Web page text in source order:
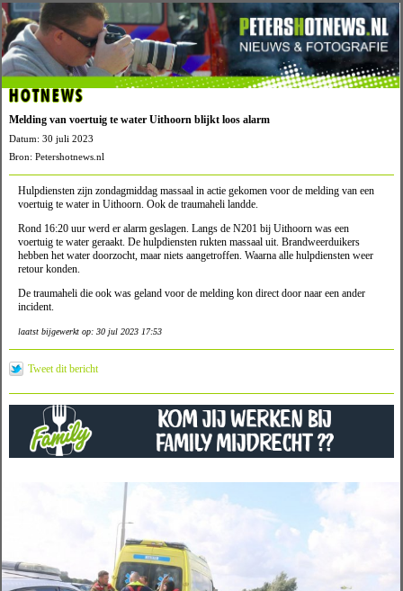
HOTNEWS
Melding van voertuig te water Uithoorn blijkt loos alarm
Datum: 30 juli 2023
Bron: Petershotnews.nl
Hulpdiensten zijn zondagmiddag massaal in actie gekomen voor de melding van een
voertuig te water in Uithoorn. Ook de traumaheli landde.
Rond 16:20 uur werd er alarm geslagen. Langs de N201 bij Uithoorn was een
voertuig te water geraakt. De hulpdiensten rukten massaal uit. Brandweerduikers
hebben het water doorzocht, maar niets aangetroffen. Waarna alle hulpdiensten weer
retour konden.
De traumaheli die ook was geland voor de melding kon direct door naar een ander
incident.
laatst bijgewerkt op: 30 jul 2023 17:53
Tweet dit bericht